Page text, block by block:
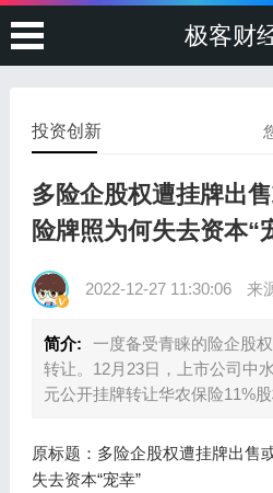
极客财
投资创新
多险企股权遭挂牌出
险牌照为何失去资本“
2022-12-27 11:30:06 来
简介:
一度备受青睐的险企股
转让。12月23日，上市公司中
元公开挂牌转让华农保险11%
原标题：多险企股权遭挂牌出售
失去资本“宠幸”